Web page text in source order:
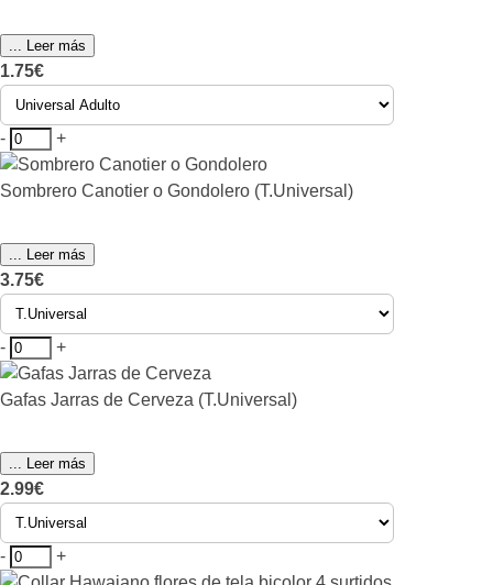
... Leer más
1.75€
- +
Sombrero Canotier o Gondolero (T.Universal)
... Leer más
3.75€
- +
Gafas Jarras de Cerveza (T.Universal)
... Leer más
2.99€
- +